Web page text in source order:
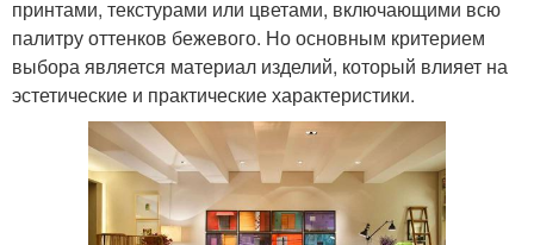
принтами, текстурами или цветами, включающими всю
палитру оттенков бежевого. Но основным критерием
выбора является материал изделий, который влияет на
эстетические и практические характеристики.